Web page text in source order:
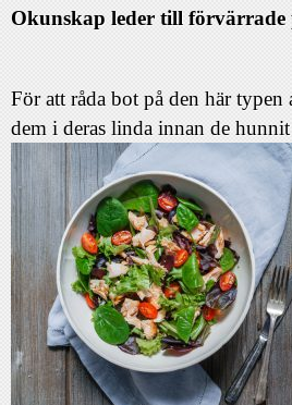
Okunskap leder till förvärrade
För att råda bot på den här
dem i deras linda innan de